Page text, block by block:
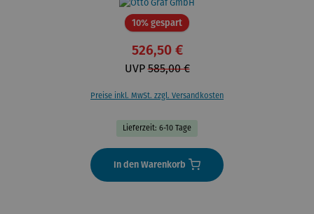
10% gespartRabatt
526,50 €
UVP585,00 €
Preise inkl. MwSt. zzgl. Versandkosten
Lieferzeit: 6-10 Tage
In den Warenkorb